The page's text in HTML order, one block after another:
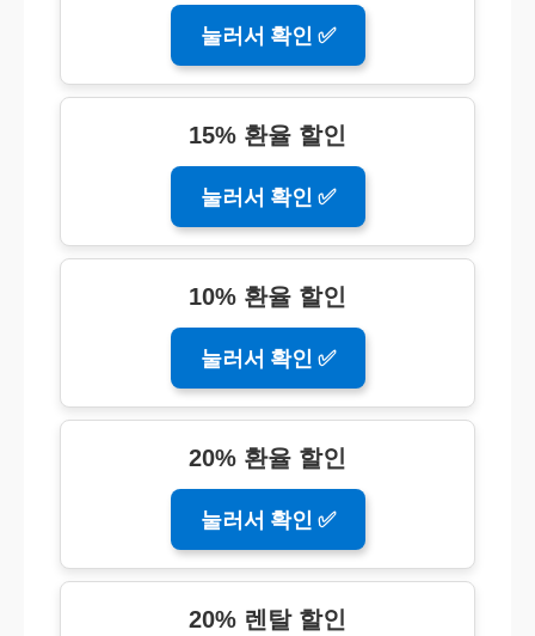
눌러서 확인 ✅
15% 환율 할인
눌러서 확인 ✅
10% 환율 할인
눌러서 확인 ✅
20% 환율 할인
눌러서 확인 ✅
20% 렌탈 할인